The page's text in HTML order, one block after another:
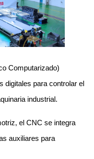
Computarizado)
digitales para controlar el
industrial.
el CNC se integra
auxiliares para